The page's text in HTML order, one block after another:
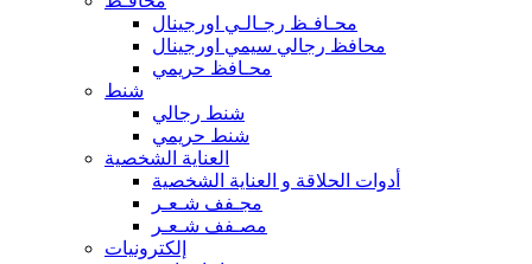
محـافـظ رجـالـي اورجينال
محافظ رجالي سيمي اورجينال
محـافظ حريمي
شنط
شنط رجالي
شنط حريمي
العناية الشخصية
أدوات الحلاقة و العناية الشخصية
مجـفف شـعـر
مصـفف شـعـر
إلكترونيات